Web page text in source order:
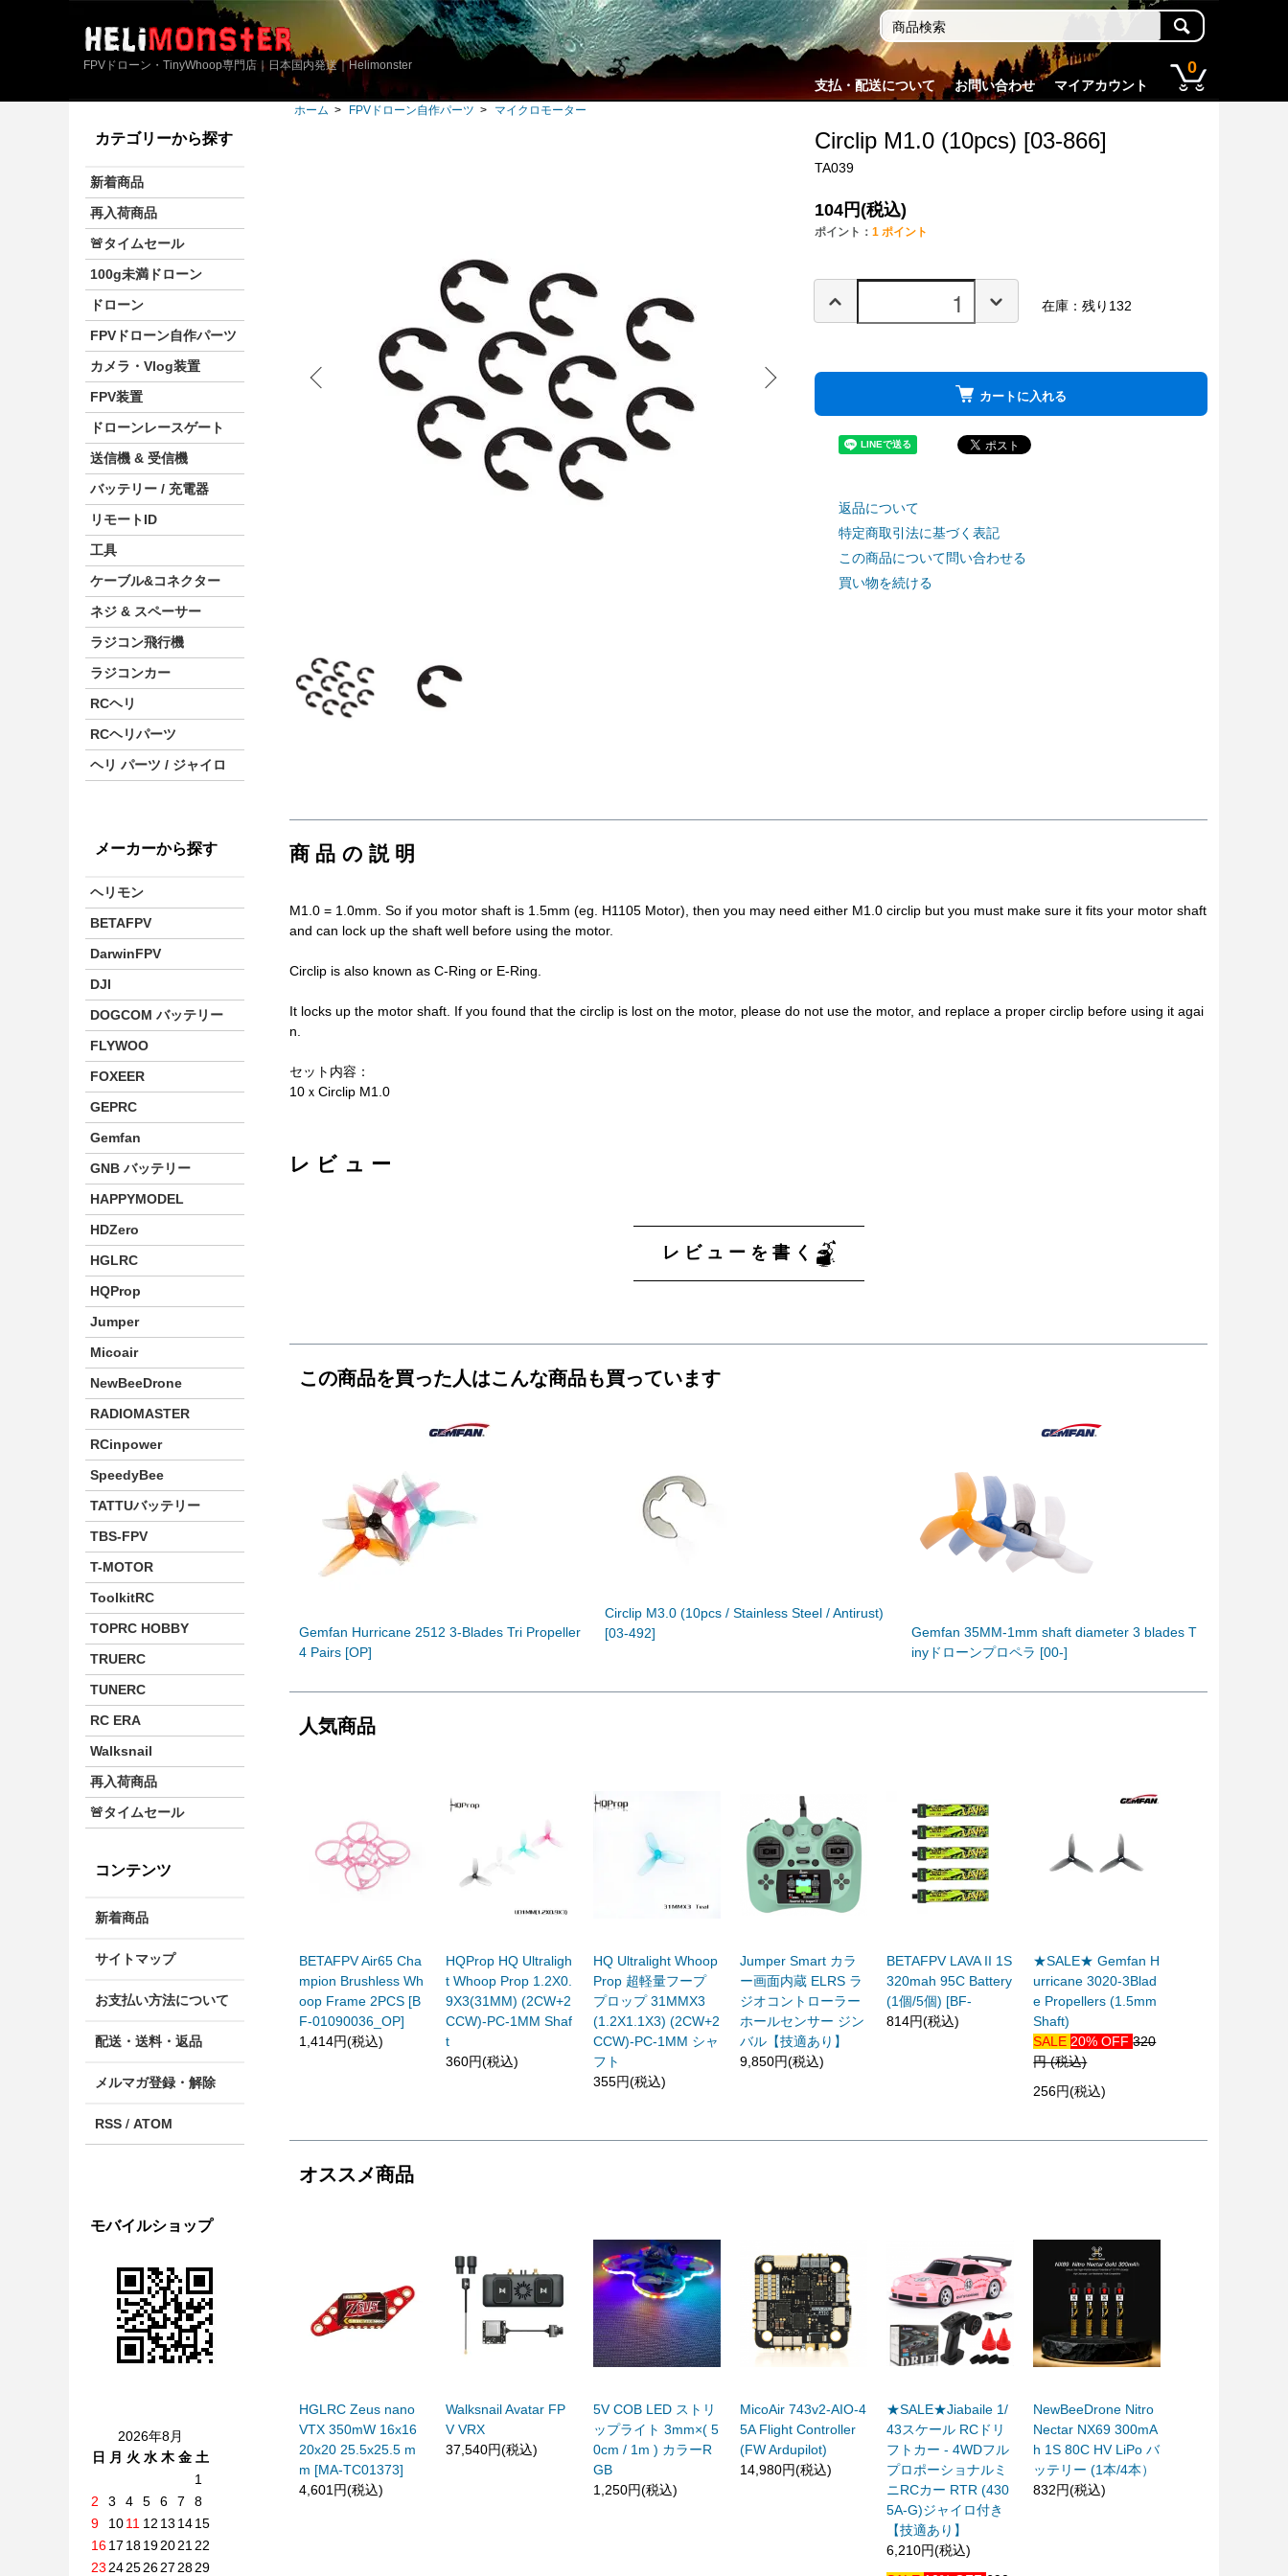
FPVドローン・TinyWhoop専門店｜日本国内発送｜Helimonster
支払・配送について お問い合わせ マイアカウント
0
ホーム > FPVドローン自作パーツ > マイクロモーター
Circlip M1.0 (10pcs) [03-866]
TA039
104円(税込)
ポイント： 1 ポイント
在庫：残り132
カートに入れる
返品について
特定商取引法に基づく表記
この商品について問い合わせる
買い物を続ける
商品の説明
M1.0 = 1.0mm. So if you motor shaft is 1.5mm (eg. H1105 Motor), then you may need either M1.0 circlip but you must make sure it fits your motor shaft
and can lock up the shaft well before using the motor.
Circlip is also known as C-Ring or E-Ring.
It locks up the motor shaft. If you found that the circlip is lost on the motor, please do not use the motor, and replace a proper circlip before using it agai
n.
セット内容：
10ｘCirclip M1.0
レビュー
レビューを書く
この商品を買った人はこんな商品も買っています
Gemfan Hurricane 2512 3-Blades Tri Propeller
4 Pairs [OP]
Circlip M3.0 (10pcs / Stainless Steel / Antirust)
[03-492]
Gemfan 35MM-1mm shaft diameter 3 blades T
inyドローンプロペラ [00-]
人気商品
BETAFPV Air65 Cha
mpion Brushless Wh
oop Frame 2PCS [B
F-01090036_OP]
1,414円(税込)
HQProp HQ Ultraligh
t Whoop Prop 1.2X0.
9X3(31MM) (2CW+2
CCW)-PC-1MM Shaf
t
360円(税込)
HQ Ultralight Whoop
Prop 超軽量フープ
プロップ 31MMX3
(1.2X1.1X3) (2CW+2
CCW)-PC-1MM シャ
フト
355円(税込)
Jumper Smart カラ
ー画面内蔵 ELRS ラ
ジオコントローラー
ホールセンサー ジン
バル【技適あり】
9,850円(税込)
BETAFPV LAVA II 1S
320mah 95C Battery
(1個/5個) [BF-
814円(税込)
★SALE★ Gemfan H
urricane 3020-3Blad
e Propellers (1.5mm
Shaft)
SALE 20% OFF320
円 (税込)
256円(税込)
オススメ商品
HGLRC Zeus nano
VTX 350mW 16x16
20x20 25.5x25.5 m
m [MA-TC01373]
4,601円(税込)
Walksnail Avatar FP
V VRX
37,540円(税込)
5V COB LED ストリ
ップライト 3mm×( 5
0cm / 1m ) カラーR
GB
1,250円(税込)
MicoAir 743v2-AIO-4
5A Flight Controller
(FW Ardupilot)
14,980円(税込)
★SALE★Jiabaile 1/
43スケール RCドリ
フトカー - 4WDフル
プロポーショナルミ
ニRCカー RTR (430
5A-G)ジャイロ付き
【技適あり】
6,210円(税込)
NewBeeDrone Nitro
Nectar NX69 300mA
h 1S 80C HV LiPo バ
ッテリー (1本/4本）
832円(税込)
カテゴリーから探す
新着商品
再入荷商品
🚨タイムセール
100g未満ドローン
ドローン
FPVドローン自作パーツ
カメラ・Vlog装置
FPV装置
ドローンレースゲート
送信機 & 受信機
バッテリー / 充電器
リモートID
工具
ケーブル&コネクター
ネジ & スペーサー
ラジコン飛行機
ラジコンカー
RCヘリ
RCヘリパーツ
ヘリ パーツ / ジャイロ
メーカーから探す
ヘリモン
BETAFPV
DarwinFPV
DJI
DOGCOM バッテリー
FLYWOO
FOXEER
GEPRC
Gemfan
GNB バッテリー
HAPPYMODEL
HDZero
HGLRC
HQProp
Jumper
Micoair
NewBeeDrone
RADIOMASTER
RCinpower
SpeedyBee
TATTUバッテリー
TBS-FPV
T-MOTOR
ToolkitRC
TOPRC HOBBY
TRUERC
TUNERC
RC ERA
Walksnail
再入荷商品
🚨タイムセール
コンテンツ
新着商品
サイトマップ
お支払い方法について
配送・送料・返品
メルマガ登録・解除
RSS / ATOM
モバイルショップ
2026年8月
日
月 火 水 木 金 土
1
2
3 4 5 6 7
8
9
1011 12 13 1415
1617 18192021 22
23 24252627 2829